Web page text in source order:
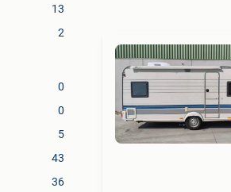
13
2
0
0
5
43
36